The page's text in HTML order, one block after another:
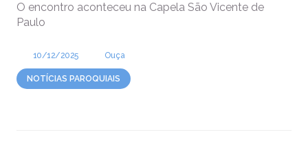
O encontro aconteceu na Capela São Vicente de
Paulo
10/12/2025 Ouça
NOTÍCIAS PAROQUIAIS